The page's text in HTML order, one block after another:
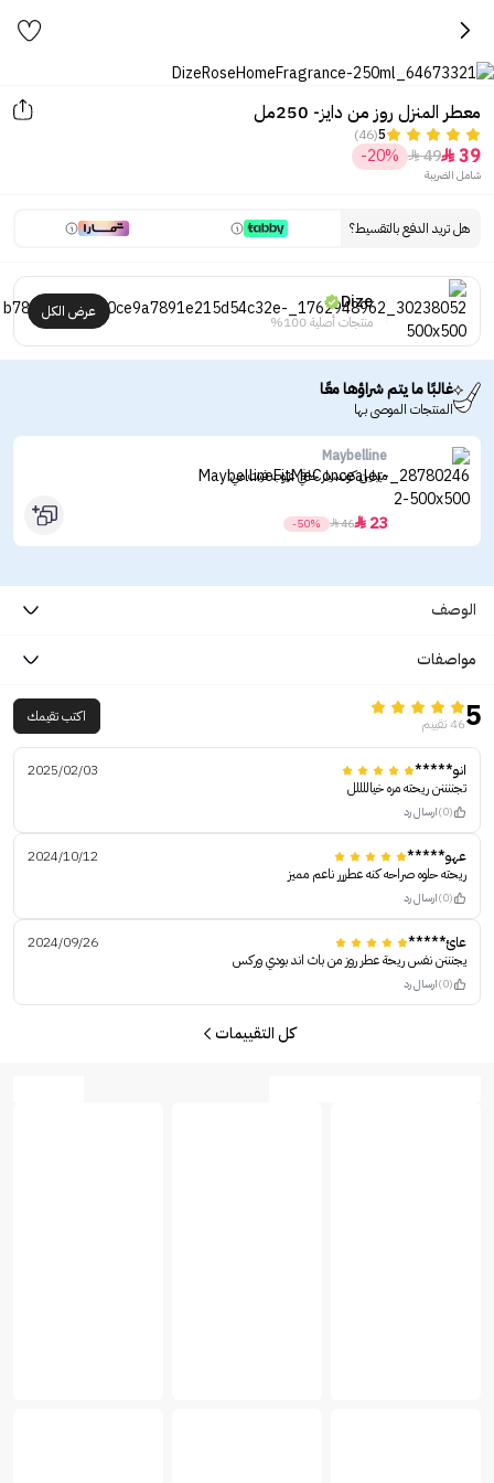
معطر المنزل روز من دايز- 250مل
5
(46)
39

49

-20%
شامل الضريبة
هل تريد الدفع بالتقسيط؟
Dize
منتجات أصلية 100%
عرض الكل
غالبًا ما يتم شراؤها معًا
المنتجات الموصى بها
Maybelline
ميبلين كونسيلر خافي عيوب فيت مي
23

46

-50%
الوصف
مواصفات
546 تقييم اكتب تقيمك
انو*****
2025/02/03
تجننننن ريحته مره خياللللل
(0) ارسال رد
عهو*****
2024/10/12
ريحته حلوه صراحه كنه عطررر ناعم مميز
(0) ارسال رد
عائ*****
2024/09/26
يجنننن نفس ريحة عطر روز من باث اند بودي وركس
(0) ارسال رد
كل التقييمات